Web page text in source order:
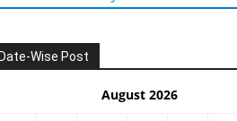
Wise Post
August 2026